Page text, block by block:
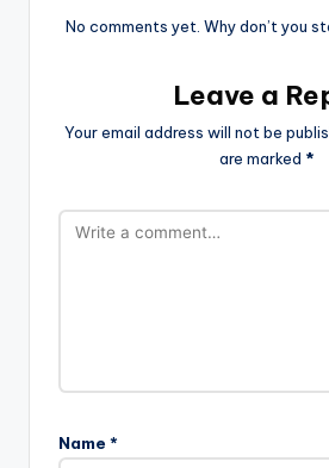
No comments yet. Why don’t you
Leave a
Your email address will not be
are marked *
Name *